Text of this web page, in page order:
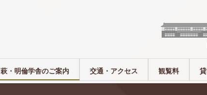
萩・明倫学舎のご案内 交通・アクセス 観覧料